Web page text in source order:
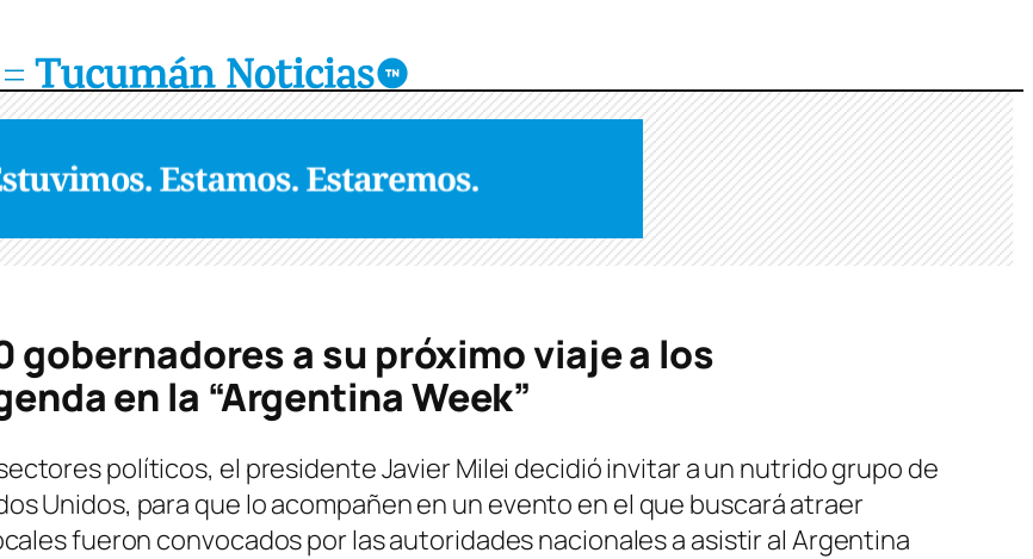
gobernadores a su próximo viaje a los
en la “Argentina Week”
políticos, el presidente Javier Milei decidió invitar a un nutrido grupo de
Unidos, para que lo acompañen en un evento en el que buscará atraer
fueron convocados por las autoridades nacionales a asistir al Argentina